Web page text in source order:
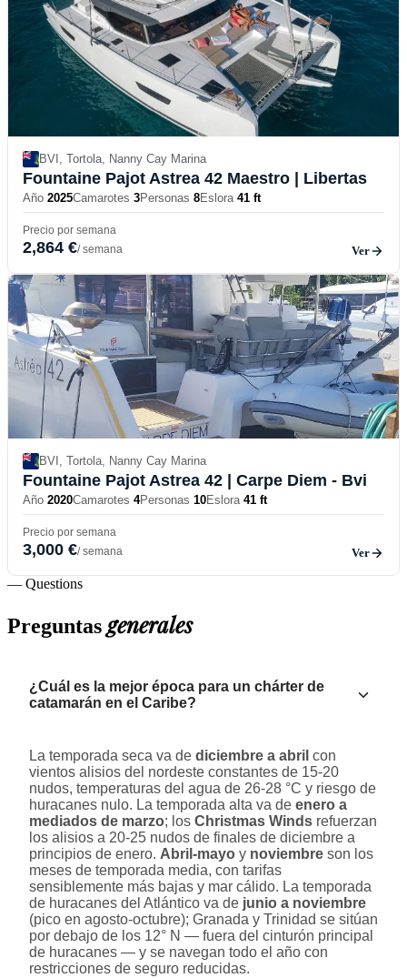
BVI, Tortola, Nanny Cay Marina
Fountaine Pajot Astrea 42 Maestro | Libertas
Año 2025Camarotes 3Personas 8Eslora 41 ft
Precio por semana
2,864 €/ semana Ver
BVI, Tortola, Nanny Cay Marina
Fountaine Pajot Astrea 42 | Carpe Diem - Bvi
Año 2020Camarotes 4Personas 10Eslora 41 ft
Precio por semana
3,000 €/ semana Ver
— Questions
Preguntasgenerales
¿Cuál es la mejor época para un chárter de
catamarán en el Caribe?
La temporada seca va de diciembre a abril con
vientos alisios del nordeste constantes de 15-20
nudos, temperaturas del agua de 26-28 °C y riesgo de
huracanes nulo. La temporada alta va de enero a
mediados de marzo; los Christmas Winds refuerzan
los alisios a 20-25 nudos de finales de diciembre a
principios de enero. Abril-mayo y noviembre son los
meses de temporada media, con tarifas
sensiblemente más bajas y mar cálido. La temporada
de huracanes del Atlántico va de junio a noviembre
(pico en agosto-octubre); Granada y Trinidad se sitúan
por debajo de los 12° N — fuera del cinturón principal
de huracanes — y se navegan todo el año con
restricciones de seguro reducidas.